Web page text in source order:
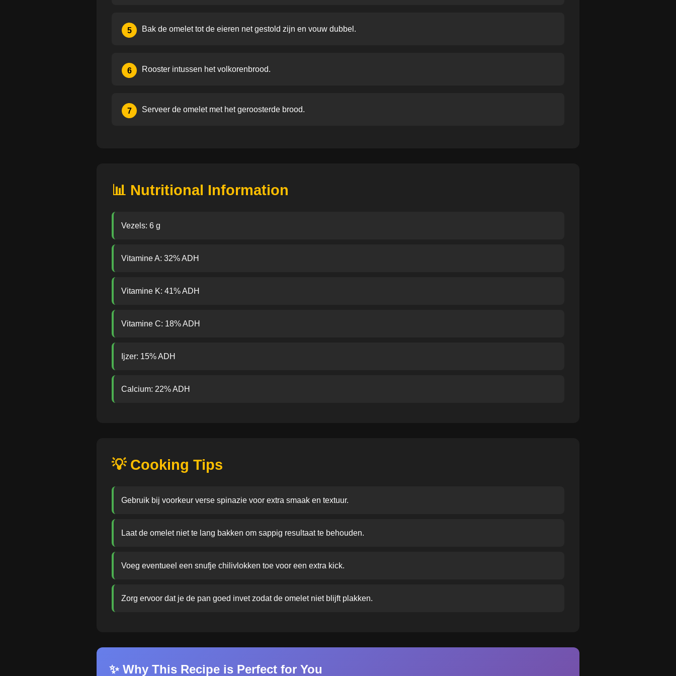
5 Bak de omelet tot de eieren net gestold zijn en vouw dubbel.
6 Rooster intussen het volkorenbrood.
7 Serveer de omelet met het geroosterde brood.
📊 Nutritional Information
Vezels: 6 g
Vitamine A: 32% ADH
Vitamine K: 41% ADH
Vitamine C: 18% ADH
Ijzer: 15% ADH
Calcium: 22% ADH
💡 Cooking Tips
Gebruik bij voorkeur verse spinazie voor extra smaak en textuur.
Laat de omelet niet te lang bakken om sappig resultaat te behouden.
Voeg eventueel een snufje chilivlokken toe voor een extra kick.
Zorg ervoor dat je de pan goed invet zodat de omelet niet blijft plakken.
✨ Why This Recipe is Perfect for You